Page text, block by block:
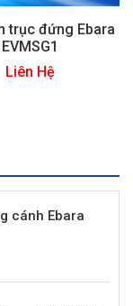
trục đứng Ebara
EVMSG1
Liên Hệ
cánh Ebara